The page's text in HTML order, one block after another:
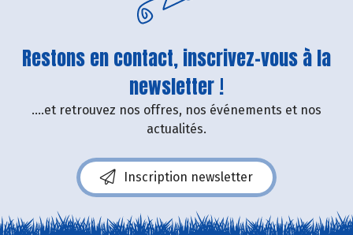
Restons en contact, inscrivez-vous à la
newsletter !
....et retrouvez nos offres, nos événements et nos
actualités.
Inscription newsletter